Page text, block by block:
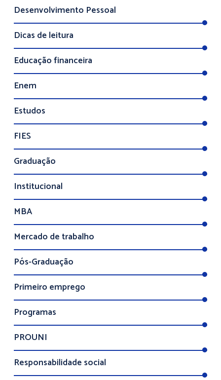
Desenvolvimento Pessoal
Dicas de leitura
Educação financeira
Enem
Estudos
FIES
Graduação
Institucional
MBA
Mercado de trabalho
Pós-Graduação
Primeiro emprego
Programas
PROUNI
Responsabilidade social